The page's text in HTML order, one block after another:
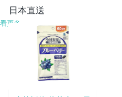
日本直送
看更多